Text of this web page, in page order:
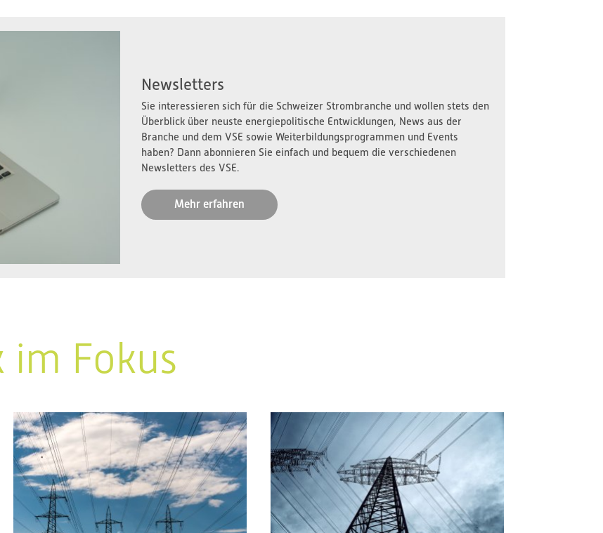
Newsletters
Sie interessieren sich für die Schweizer Strombranche und wollen stets den
Überblick über neuste energiepolitische Entwicklungen, News aus der
Branche und dem VSE sowie Weiterbildungsprogrammen und Events
haben? Dann abonnieren Sie einfach und bequem die verschiedenen
Newsletters des VSE.
Mehr erfahren
Fokus